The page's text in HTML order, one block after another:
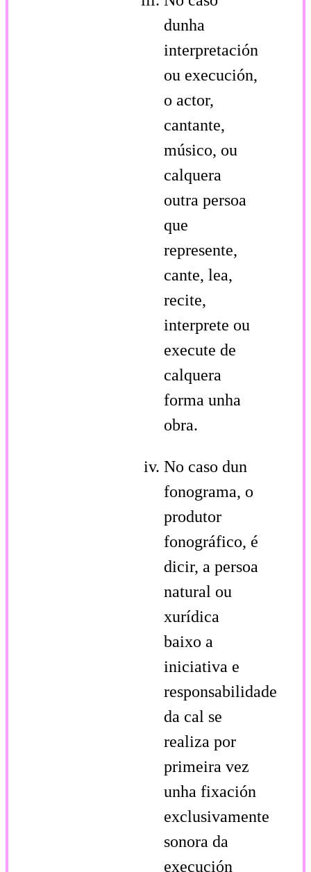
dunha
interpretación
ou execución,
o actor,
cantante,
músico, ou
calquera
outra persoa
que
represente,
cante, lea,
recite,
interprete ou
execute de
calquera
forma unha
obra.
No caso dun
fonograma, o
produtor
fonográfico, é
dicir, a persoa
natural ou
xurídica
baixo a
iniciativa e
responsabilidade
da cal se
realiza por
primeira vez
unha fixación
exclusivamente
sonora da
execución